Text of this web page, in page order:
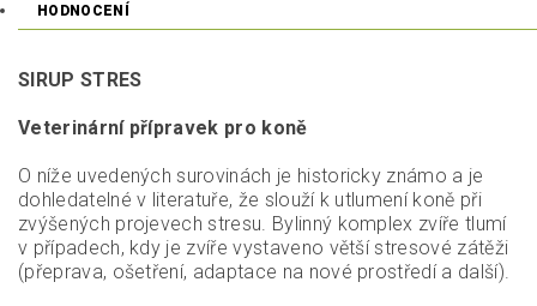
HODNOCENÍ
SIRUP STRES
Veterinární přípravek pro koně
O níže uvedených surovinách je historicky známo a je
dohledatelné v literatuře, že slouží k utlumení koně při
zvýšených projevech stresu. Bylinný komplex zvíře tlumí
v případech, kdy je zvíře vystaveno větší stresové zátěži
(přeprava, ošetření, adaptace na nové prostředí a další).